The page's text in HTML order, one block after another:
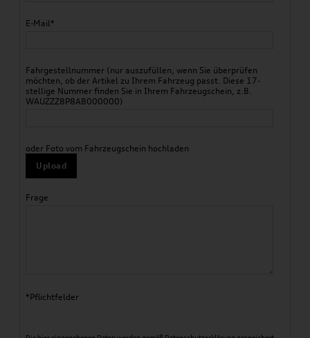
E-Mail*
Fahrgestellnummer (nur auszufüllen, wenn Sie überprüfen
möchten, ob der Artikel zu Ihrem Fahrzeug passt. Diese 17-
stellige Nummer finden Sie in Ihrem Fahrzeugschein, z.B.
WAUZZZ8P8AB000000)
oder Foto vom Fahrzeugschein hochladen
Upload
Frage
*Pflichtfelder